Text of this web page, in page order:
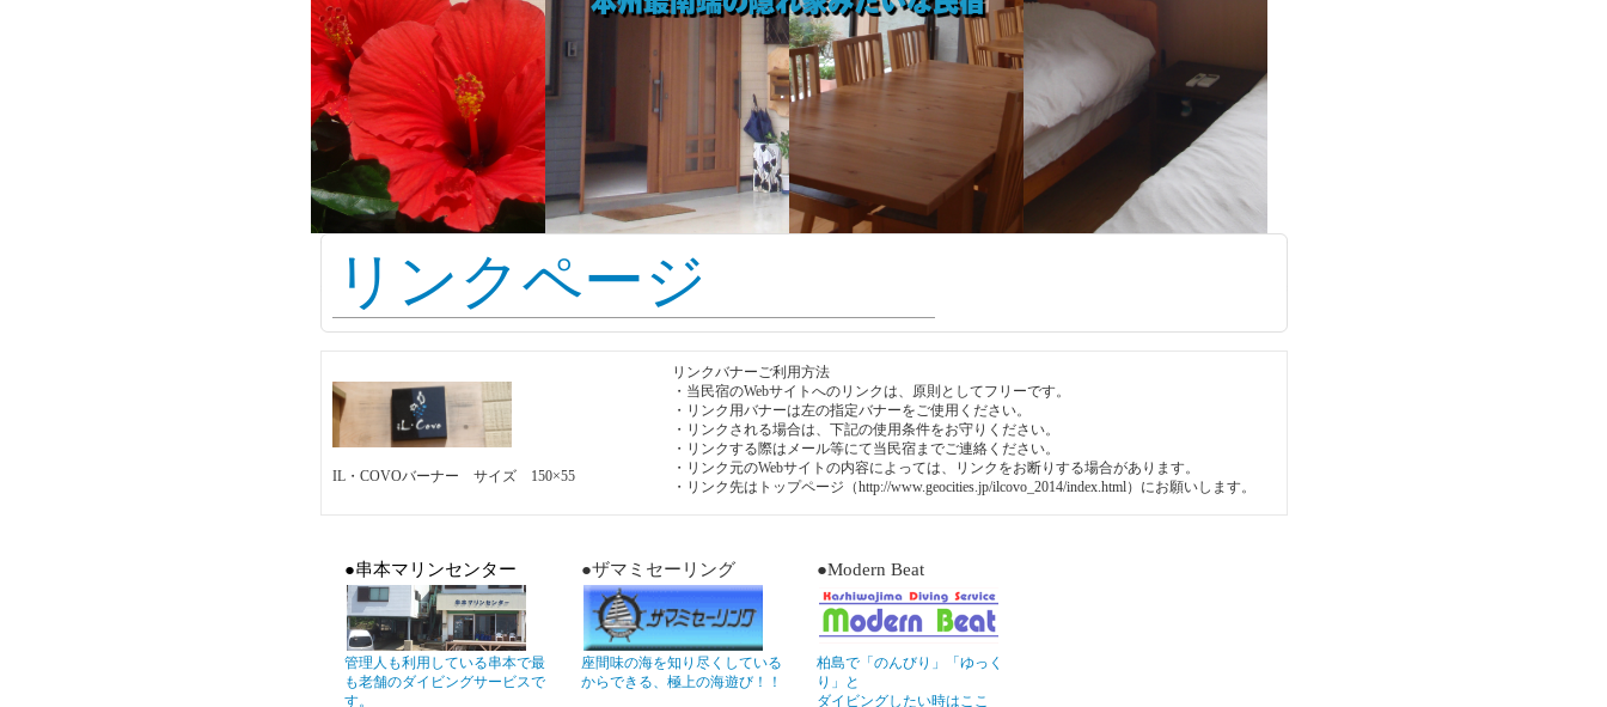
リンクページ
IL・COVOバーナー サイズ 150×55
リンクバナーご利用方法
・当民宿のWebサイトへのリンクは、原則としてフリーです。
・リンク用バナーは左の指定バナーをご使用ください。
・リンクされる場合は、下記の使用条件をお守りください。
・リンクする際はメール等にて当民宿までご連絡ください。
・リンク元のWebサイトの内容によっては、リンクをお断りする場合があります。
・リンク先はトップページ（http://www.geocities.jp/ilcovo_2014/index.html）にお願いします。
●串本マリンセンター
管理人も利用している串本で最
も老舗のダイビングサービスで
す。
●ザマミセーリング
座間味の海を知り尽くしている
からできる、極上の海遊び！！
●Modern Beat
柏島で「のんびり」「ゆっく
り」と
ダイビングしたい時はここ